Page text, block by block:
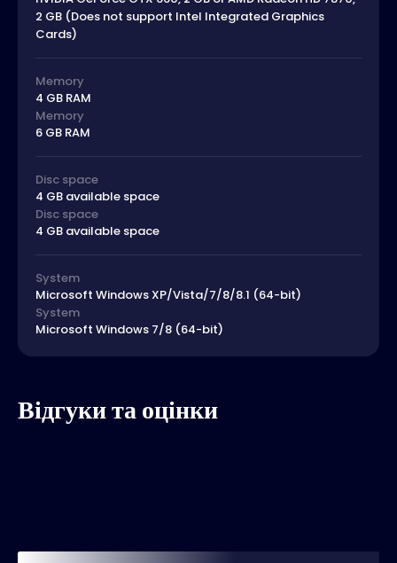
2 GB (Does not support Intel Integrated Graphics
Cards)
Memory
4 GB RAM
Memory
6 GB RAM
Disc space
4 GB available space
Disc space
4 GB available space
System
Microsoft Windows XP/Vista/7/8/8.1 (64-bit)
System
Microsoft Windows 7/8 (64-bit)
Відгуки та оцінки